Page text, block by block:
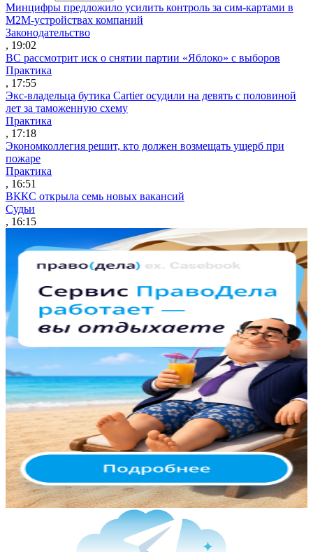
Минцифры предложило усилить контроль за сим-картами в
M2M-устройствах компаний
Законодательство
, 19:02
ВС рассмотрит иск о снятии партии «Яблоко» с выборов
Практика
, 17:55
Экс-владельца бутика Cartier осудили на девять с половиной
лет за таможенную схему
Практика
, 17:18
Экономколлегия решит, кто должен возмещать ущерб при
пожаре
Практика
, 16:51
ВККС открыла семь новых вакансий
Судьи
, 16:15